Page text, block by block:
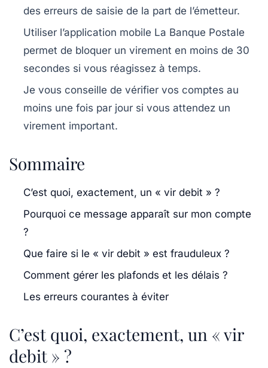
des erreurs de saisie de la part de l’émetteur.
Utiliser l’application mobile La Banque Postale
permet de bloquer un virement en moins de 30
secondes si vous réagissez à temps.
Je vous conseille de vérifier vos comptes au
moins une fois par jour si vous attendez un
virement important.
Sommaire
C’est quoi, exactement, un « vir debit » ?
Pourquoi ce message apparaît sur mon compte
?
Que faire si le « vir debit » est frauduleux ?
Comment gérer les plafonds et les délais ?
Les erreurs courantes à éviter
C’est quoi, exactement, un « vir
debit » ?